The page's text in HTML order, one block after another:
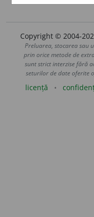
Copyright © 2004-
Preluarea, stocarea sau
prin orice metode de
sunt strict interzise fără
seturilor de date oferite
licență